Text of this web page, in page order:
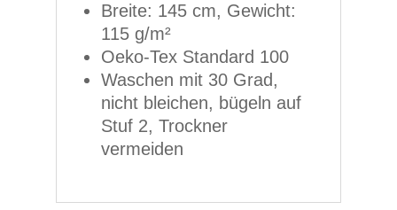
Breite: 145 cm, Gewicht:
115 g/m²
Oeko-Tex Standard 100
Waschen mit 30 Grad,
nicht bleichen, bügeln auf
Stuf 2, Trockner
vermeiden